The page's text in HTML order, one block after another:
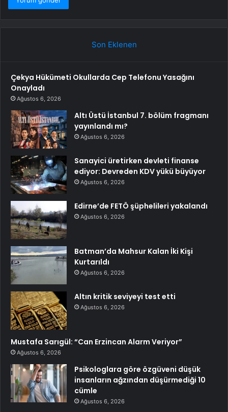
Son Eklenen
Çekya Hükümeti Okullarda Cep Telefonu Yasağını
Onayladı
Ağustos 6, 2026
Altı Üstü İstanbul 7. bölüm fragmanı
yayınlandı mı?
Ağustos 6, 2026
Sanayici üretirken devleti finanse
ediyor: Devreden KDV yükü büyüyor
Ağustos 6, 2026
Edirne’de FETÖ şüphelileri yakalandı
Ağustos 6, 2026
Batman’da Mahsur Kalan İki Kişi
Kurtarıldı
Ağustos 6, 2026
Altın kritik seviyeyi test etti
Ağustos 6, 2026
Mustafa Sarıgül: “Can Erzincan Alarm Veriyor”
Ağustos 6, 2026
Psikologlara göre özgüveni düşük
insanların ağzından düşürmediği 10
cümle
Ağustos 6, 2026